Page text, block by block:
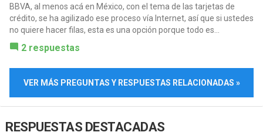
BBVA, al menos acá en México, con el tema de las tarjetas de
crédito, se ha agilizado ese proceso vía Internet, así que si ustedes
no quiere hacer filas, esta es una opción porque todo es...
2 respuestas
VER MÁS PREGUNTAS Y RESPUESTAS RELACIONADAS »
RESPUESTAS DESTACADAS